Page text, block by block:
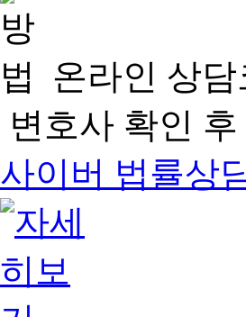
온라인 상
변호사 확인 후
사이버 법률상